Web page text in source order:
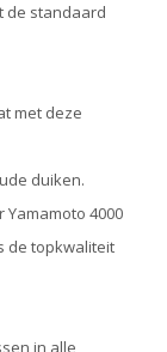
de standaard
met deze
duiken.
4000
de topkwaliteit
in alle